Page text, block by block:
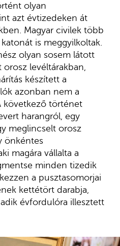
olyan
azt évtizedeken át
Magyar civilek több
is meggyilkoltak.
olyan sosem látott
levéltárakban,
készített a
azonban nem a
következő történet
harangról, egy
meglincselt orosz
önkéntes
magára vállalta a
minden tizedik
a pusztasomorjai
kettétört darabja,
évfordulóra illesztett